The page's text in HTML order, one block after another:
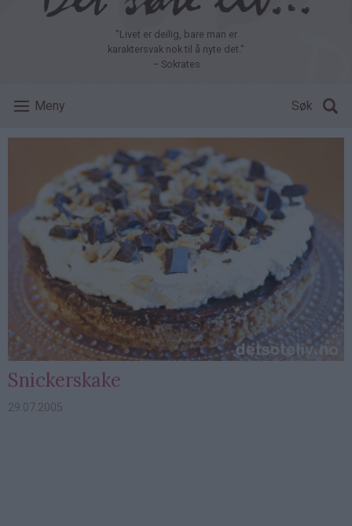
"Livet er deilig, bare man er
karaktersvak nok til å nyte det."
– Sokrates
Meny Søk
Snickerskake
29.07.2005